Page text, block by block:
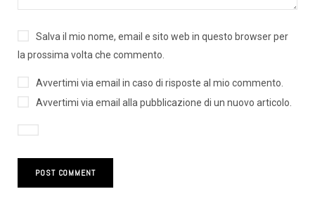
Salva il mio nome, email e sito web in questo browser per
la prossima volta che commento.
Avvertimi via email in caso di risposte al mio commento.
Avvertimi via email alla pubblicazione di un nuovo articolo.